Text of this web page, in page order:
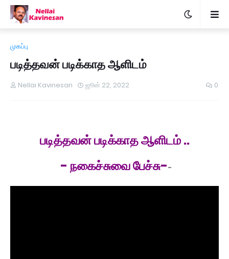
முகப்பு
படித்தவன் படிக்காத ஆளிடம்
Nellai Kavinesan ஜூன் 22, 2022 0
படித்தவன் படிக்காத ஆளிடம் ..
- நகைச்சுவை பேச்சு--